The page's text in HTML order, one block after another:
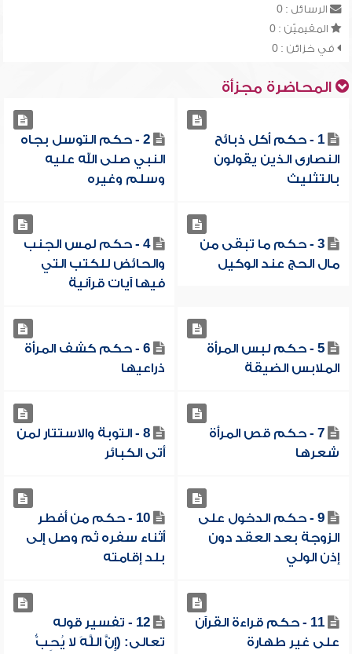
الرسائل : 0
المقيميّن : 0
في خزائن : 0
المحاضرة مجزأة
1 - حكم أكل ذبائح
النصارى الذين يقولون
بالتثليث
2 - حكم التوسل بجاه
النبي صلى الله عليه
وسلم وغيره
3 - حكم ما تبقى من
مال الحج عند الوكيل
4 - حكم لمس الجنب
والحائض للكتب التي
فيها آيات قرآنية
5 - حكم لبس المرأة
الملابس الضيقة
6 - حكم كشف المرأة
ذراعيها
7 - حكم قص المرأة
شعرها
8 - التوبة والاستتار لمن
أتى الكبائر
9 - حكم الدخول على
الزوجة بعد العقد دون
إذن الولي
10 - حكم من أفطر
أثناء سفره ثم وصل إلى
بلد إقامته
11 - حكم قراءة القرآن
على غير طهارة
12 - تفسير قوله
تعالى: (إِِنَّ اللَّهَ لا يُحِبُّ